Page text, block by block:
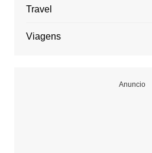
Travel
Viagens
Anuncio